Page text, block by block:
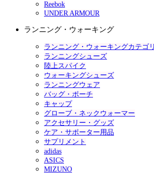
Reebok
UNDER ARMOUR
ランニング・ウォーキング
ランニング・ウォーキングカテゴ
ランニングシューズ
陸上スパイク
ウォーキングシューズ
ランニングウェア
バッグ・ポーチ
キャップ
グローブ・ネックウォーマー
アクセサリー・グッズ
ケア・サポーター用品
サプリメント
adidas
ASICS
MIZUNO